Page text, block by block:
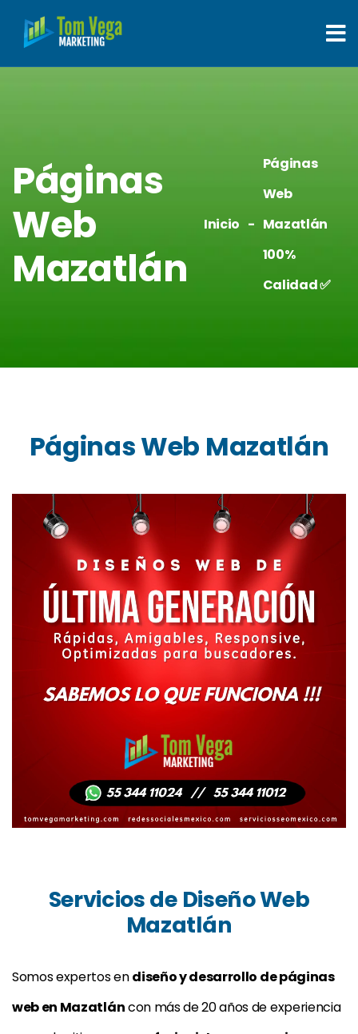
Páginas
Web
Mazatlán
Inicio
Páginas
Web
Mazatlán
100%
Calidad ✅
Páginas Web Mazatlán
Servicios de Diseño Web
Mazatlán
Somos expertos endiseño y desarrollo de páginas
web en Mazatláncon más de 20 años de experiencia